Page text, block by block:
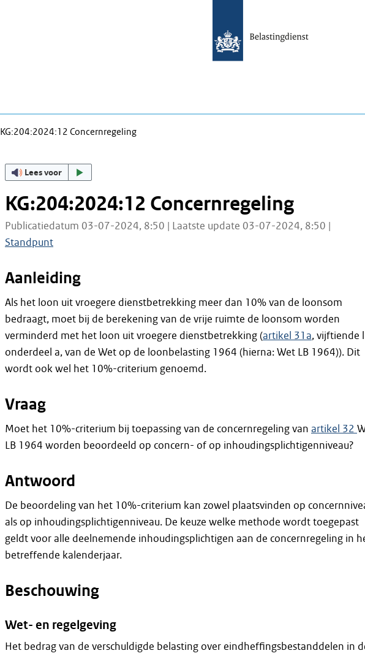
KG:204:2024:12 Concernregeling
Lees voor
KG:204:2024:12 Concernregeling
Publicatiedatum 03-07-2024, 8:50 | Laatste update 03-07-2024, 8:50 |
Standpunt
Aanleiding
Als het loon uit vroegere dienstbetrekking meer dan 10% van de loonsom
bedraagt, moet bij de berekening van de vrije ruimte de loonsom worden
verminderd met het loon uit vroegere dienstbetrekking (artikel 31a, vijftiende
onderdeel a, van de Wet op de loonbelasting 1964 (hierna: Wet LB 1964)). Dit
wordt ook wel het 10%-criterium genoemd.
Vraag
Moet het 10%-criterium bij toepassing van de concernregeling van artikel 32
LB 1964 worden beoordeeld op concern- of op inhoudingsplichtigenniveau?
Antwoord
De beoordeling van het 10%-criterium kan zowel plaatsvinden op
als op inhoudingsplichtigenniveau. De keuze welke methode wordt toegepast
geldt voor alle deelnemende inhoudingsplichtigen aan de concernregeling in
betreffende kalenderjaar.
Beschouwing
Wet- en regelgeving
Het bedrag van de verschuldigde belasting over eindheffingsbestanddelen in